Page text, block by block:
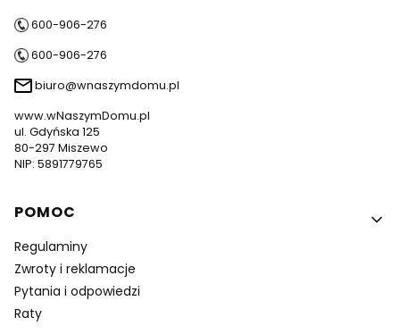
600-906-276
600-906-276
biuro@wnaszymdomu.pl
www.wNaszymDomu.pl
ul. Gdyńska 125
80-297 Miszewo
NIP: 5891779765
Linki w stopce
POMOC
Regulaminy
Zwroty i reklamacje
Pytania i odpowiedzi
Raty